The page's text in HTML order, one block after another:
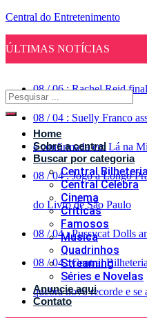
Central do Entretenimento
ÚLTIMAS NOTÍCIAS
08 / 06 : Rachel Reid
08 / 04 : Suelly Franco
é confirmada em Lá na
08 / 04 : Jogo a Longo
do Livro de São Paulo
08 / 04 : Pussycat Dolls
08 / 04 : Central
quebra novo recorde e
Home
Sobre a central
Buscar por categoria
Central
Central Celebra
Cinema
Críticas
Famosos
Musica
Quadrinhos
Streaming
Séries e Novelas
Anuncie aqui
Contato